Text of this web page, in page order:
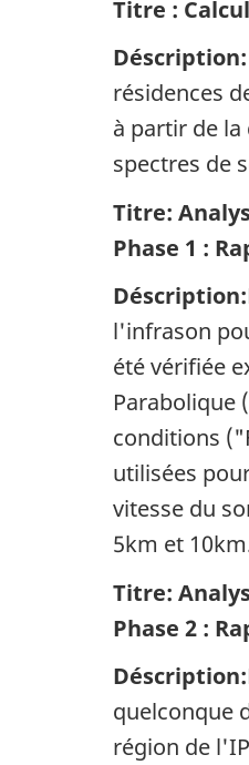
Titre :
Déscription:
résidences
à partir de
spectres de
Titre:
Phase 1 :
Déscription:
l'infrason
été vérifiée
Parabolique
conditions
utilisées
vitesse du
5km et
Titre:
Phase 2 :
Déscription:
quelconque
région de